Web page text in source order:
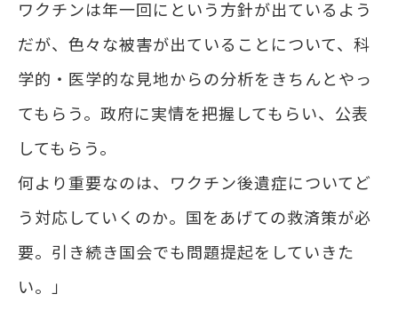
ワクチンは年一回にという方針が出ているよう
だが、色々な被害が出ていることについて、科
学的・医学的な見地からの分析をきちんとやっ
てもらう。政府に実情を把握してもらい、公表
してもらう。
何より重要なのは、ワクチン後遺症についてど
う対応していくのか。国をあげての救済策が必
要。引き続き国会でも問題提起をしていきた
い。」